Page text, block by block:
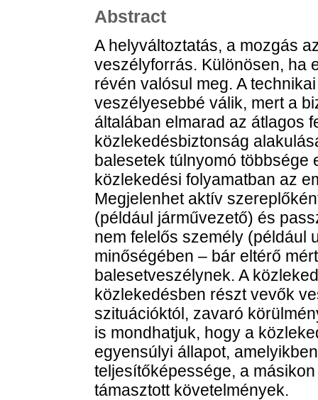
Abstract
A helyváltoztatás, a mozgás
veszélyforrás. Különösen, ha
révén valósul meg. A
veszélyesebbé válik, mert a
általában elmarad az átlagos
közlekedésbiztonság
balesetek túlnyomó többsége
közlekedési folyamatban az
Megjelenhet aktív
(például járművezető) és
nem felelős személy (például
minőségében – bár eltérő
balesetveszélynek. A
közlekedésben részt vevők
szituációktól, zavaró
is mondhatjuk, hogy a
egyensúlyi állapot,
teljesítőképessége, a
támasztott követelmények.